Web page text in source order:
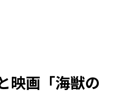
映画「海獣の